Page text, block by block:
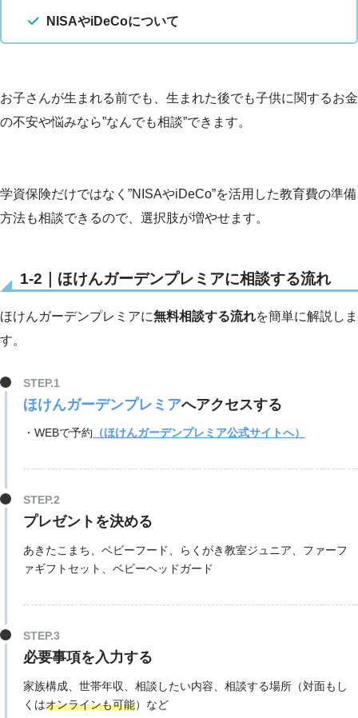
NISAやiDeCoについて
お子さんが生まれる前でも、生まれた後でも子供に関するお金
の不安や悩みなら”なんでも相談”できます。
学資保険だけではなく”NISAやiDeCo”を活用した教育費の準備
方法も相談できるので、選択肢が増やせます。
1-2｜ほけんガーデンプレミアに相談する流れ
ほけんガーデンプレミアに無料相談する流れを簡単に解説しま
す。
ほけんガーデンプレミアへアクセスする
・WEBで予約 （ほけんガーデンプレミア公式サイトへ）
プレゼントを決める
あきたこまち、ベビーフード、らくがき教室ジュニア、ファーフ
ァギフトセット、ベビーヘッドガード
必要事項を入力する
家族構成、世帯年収、相談したい内容、相談する場所（対面もし
くはオンラインも可能）など